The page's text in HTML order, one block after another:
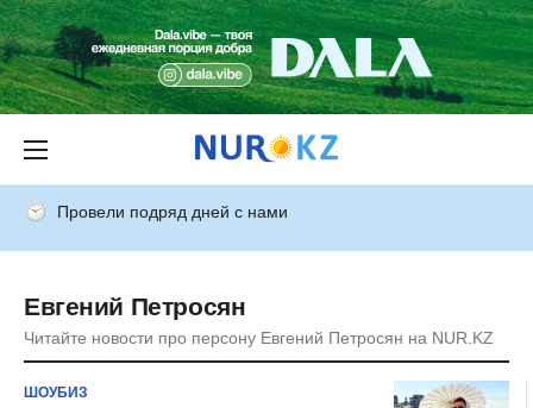
Провели подряд дней с нами
Евгений Петросян
Читайте новости про персону Евгений Петросян на NUR.KZ
ШОУБИЗ